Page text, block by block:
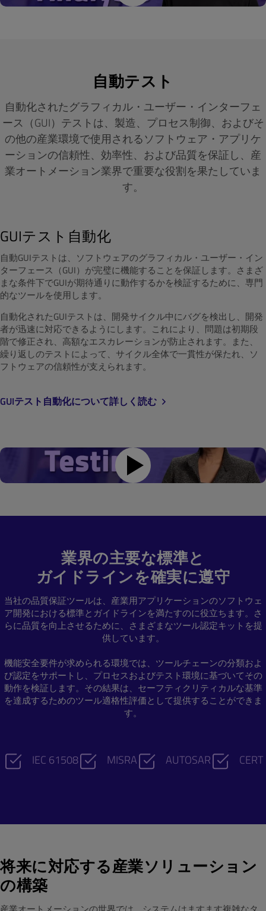
自動テスト
自動化されたグラフィカル・ユーザー・インターフェ
ース（GUI）テストは、製造、プロセス制御、およびそ
の他の産業環境で使用されるソフトウェア・アプリケ
ーションの信頼性、効率性、および品質を保証し、産
業オートメーション業界で重要な役割を果たしていま
す。
GUIテスト自動化
自動GUIテストは、ソフトウェアのグラフィカル・ユーザー・イン
ターフェース（GUI）が完璧に機能することを保証します。さまざ
まな条件下でGUIが期待通りに動作するかを検証するために、専門
的なツールを使用します。
自動化されたGUIテストは、開発サイクル中にバグを検出し、開発
者が迅速に対応できるようにします。これにより、問題は初期段
階で修正され、高額なエスカレーションが防止されます。また、
繰り返しのテストによって、サイクル全体で一貫性が保たれ、ソ
フトウェアの信頼性が支えられます。
GUIテスト自動化について詳しく読む
業界の主要な標準と
ガイドラインを確実に遵守
当社の品質保証ツールは、産業用アプリケーションのソフトウェ
ア開発における標準とガイドラインを満たすのに役立ちます。さ
らに品質を向上させるために、さまざまなツール認定キットを提
供しています。
機能安全要件が求められる環境では、ツールチェーンの分類およ
び認定をサポートし、プロセスおよびテスト環境に基づいてその
動作を検証します。その結果は、セーフティクリティカルな基準
を達成するためのツール適格性評価として提供することができま
す。
IEC 61508 MISRA AUTOSAR CERT
将来に対応する産業ソリューション
の構築